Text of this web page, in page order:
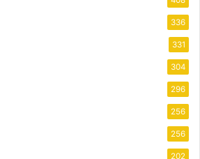
336
331
304
296
256
256
202